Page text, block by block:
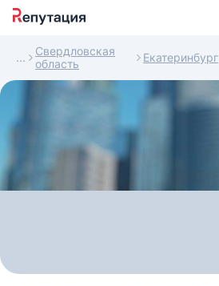
Свердловская
область
Екатеринбург